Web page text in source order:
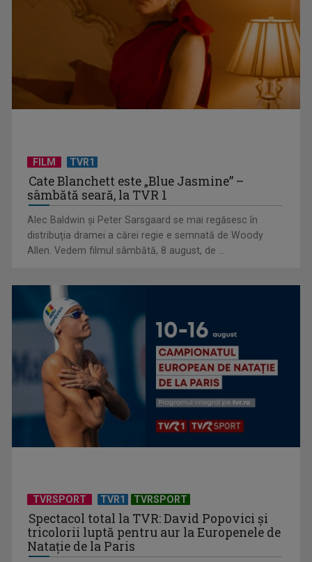
"Robin Hood"-ul serialelor coreene: "Iljimae, hoţul fantomă",
Un reper al cinematografiei mondiale, la TVR Cultural:
„Roma, oraș deschis”
Federația SANITAS suspendă temporar greva generală din
sistemul sanitar
FILM TVR1
Cate Blanchett este „Blue Jasmine” –
sâmbătă seară, la TVR 1
Alec Baldwin şi Peter Sarsgaard se mai regăsesc în
distribuţia dramei a cărei regie e semnată de Woody
Allen. Vedem filmul sâmbătă, 8 august, de ...
TVRSPORT TVR1 TVRSPORT
Spectacol total la TVR: David Popovici și
tricolorii luptă pentru aur la Europenele de
Natație de la Paris